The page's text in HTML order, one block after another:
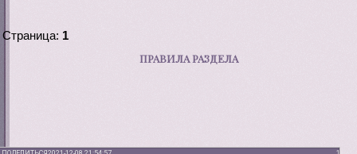
ПРАВИЛА РАЗДЕЛА
Страница: 1